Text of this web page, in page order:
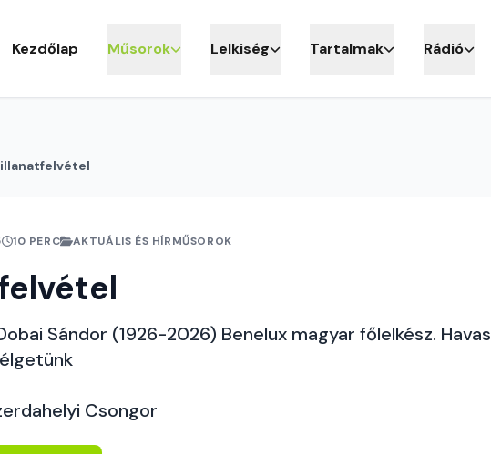
Kezdőlap Műsorok Lelkiség Tartalmak Rádió
10 PERC AKTUÁLIS ÉS HÍRMŰSOROK
Sándor (1926-2026) Benelux magyar főlelkész. Havas
Csongor